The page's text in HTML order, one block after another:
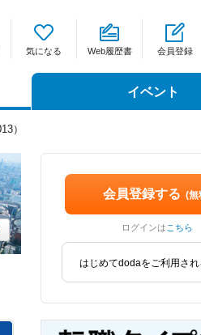
気になる Web履歴書 会員登録
イベント
）
会員登録する (無
ログインは こちら
はじめてdodaをご利用さ